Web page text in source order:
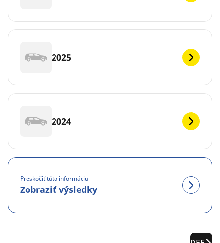
2025
2024
Preskočiť túto informáciu
Zobraziť výsledky